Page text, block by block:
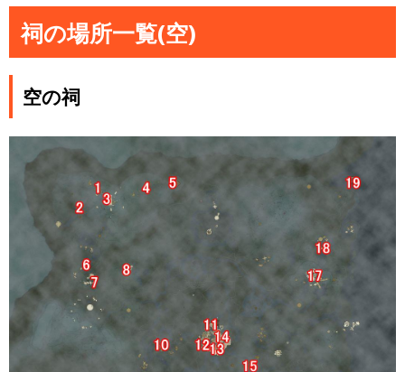
祠の場所一覧(空)
空の祠